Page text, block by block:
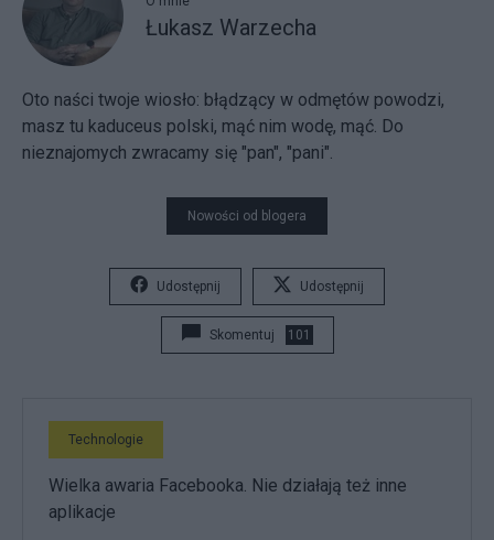
Łukasz Warzecha
Oto naści twoje wiosło: błądzący w odmętów powodzi,
masz tu kaduceus polski, mąć nim wodę, mąć. Do
nieznajomych zwracamy się "pan", "pani".
Nowości od blogera
Udostępnij Udostępnij
Skomentuj 101
Technologie
Wielka awaria Facebooka. Nie działają też inne
aplikacje